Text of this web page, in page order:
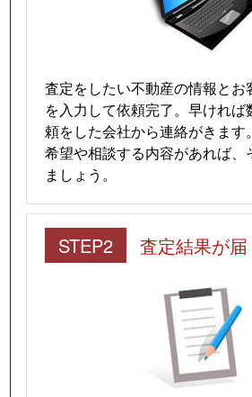
査定をしたい不動産の情報とお
を入力して依頼完了。早ければ
頼をした会社から連絡がきます。
希望や相談する内容があれば、
ましょう。
STEP2 査定結果が届